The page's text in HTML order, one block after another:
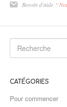
Besoin d'aide ?
CATÉGORIES
Pour commencer